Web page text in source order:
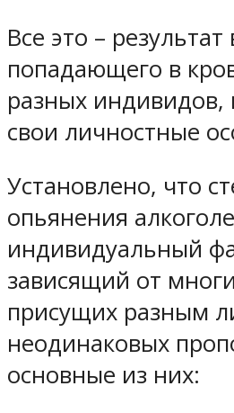
Все это –
попадающего в
разных
свои личностные
Установлено, что
опьянения
индивидуальный
зависящий от
присущих разным
неодинаковых
основные из них: